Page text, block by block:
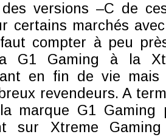
versions –C de
certains marchés
compter à peu
G1 Gaming à la
en fin de vie mais
revendeurs. A
marque G1 Gaming
sur Xtreme